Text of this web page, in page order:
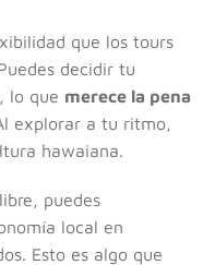
que los tours
decidir tu
lo que merece la pena
explorar a tu ritmo,
hawaiana.
puedes
local en
Esto es algo que